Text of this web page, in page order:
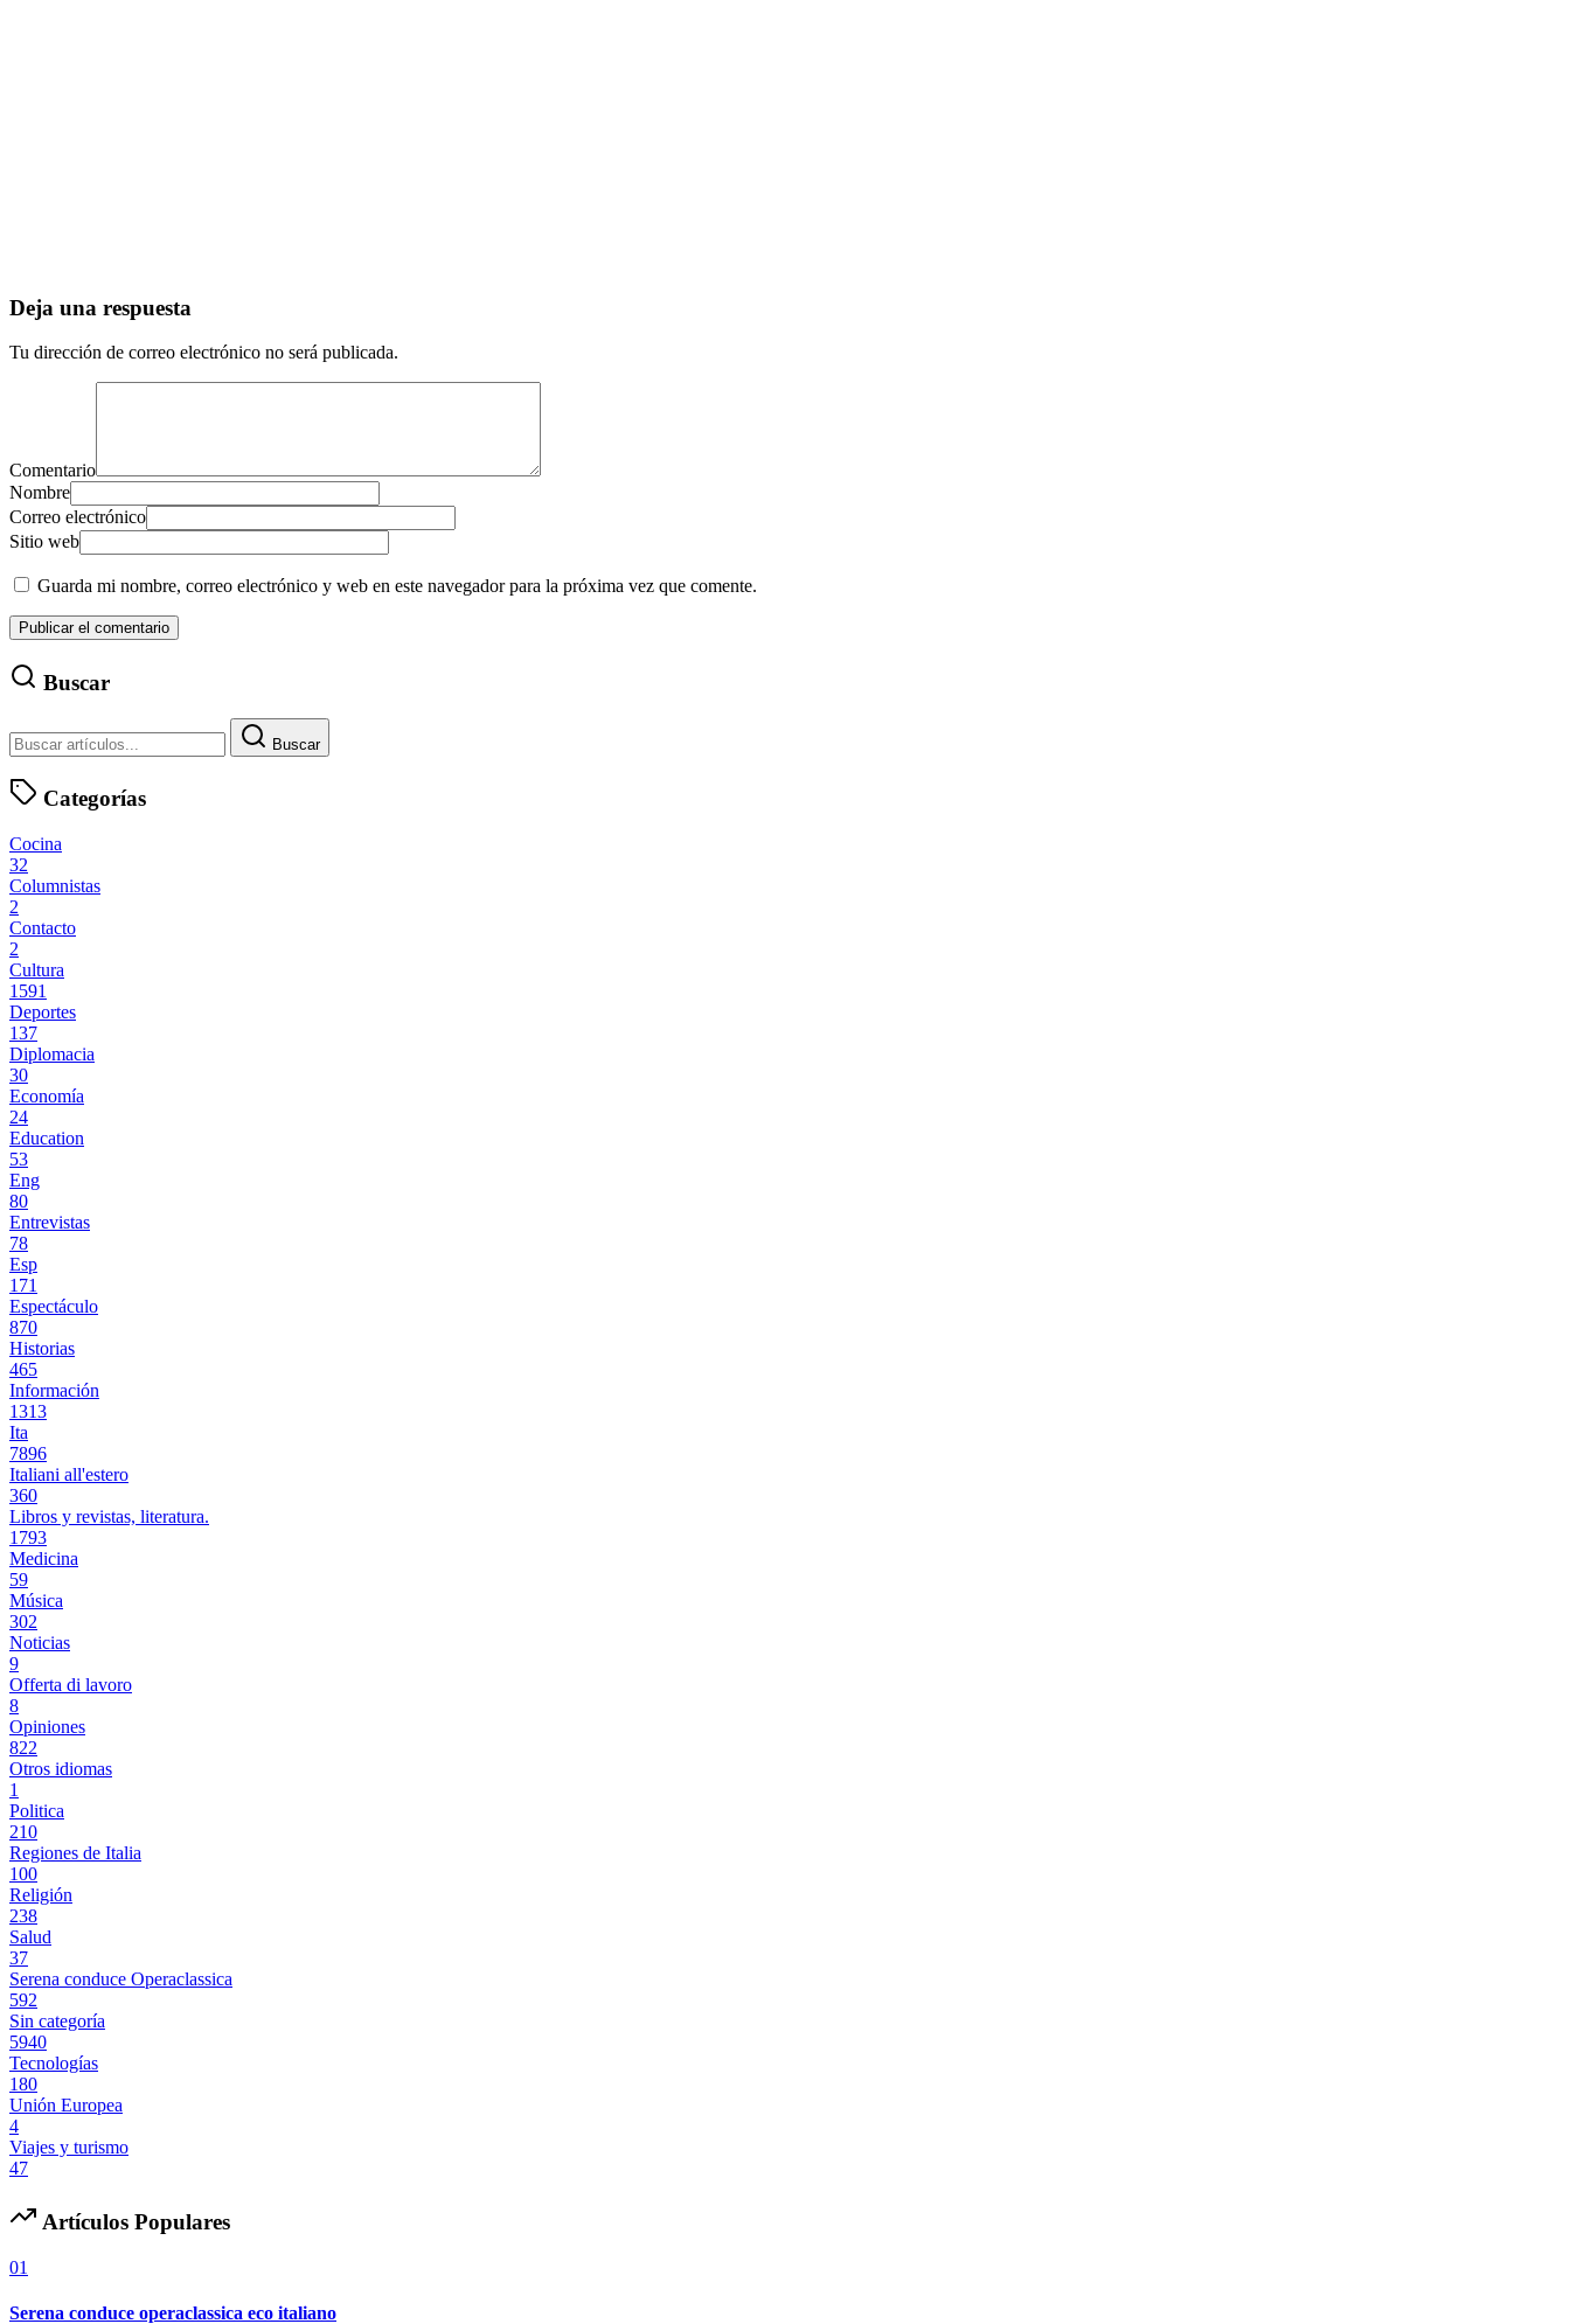
Deja una respuesta
Tu dirección de correo electrónico no será publicada.
Comentario
Nombre
Correo electrónico
Sitio web
Guarda mi nombre, correo electrónico y web en este navegador para la próxima vez que comente.
Buscar
Buscar
Categorías
Cocina
32
Columnistas
2
Contacto
2
Cultura
1591
Deportes
137
Diplomacia
30
Economía
24
Education
53
Eng
80
Entrevistas
78
Esp
171
Espectáculo
870
Historias
465
Información
1313
Ita
7896
Italiani all'estero
360
Libros y revistas, literatura.
1793
Medicina
59
Música
302
Noticias
9
Offerta di lavoro
8
Opiniones
822
Otros idiomas
1
Politica
210
Regiones de Italia
100
Religión
238
Salud
37
Serena conduce Operaclassica
592
Sin categoría
5940
Tecnologías
180
Unión Europea
4
Viajes y turismo
47
Artículos Populares
01
Serena conduce operaclassica eco italiano